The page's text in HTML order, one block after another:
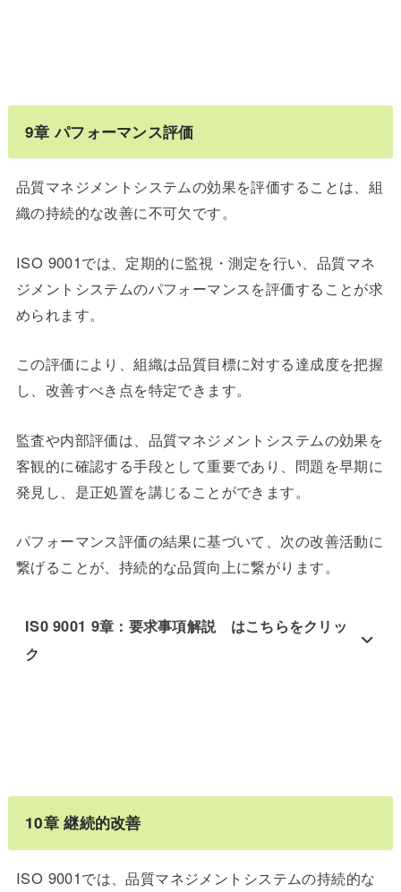
9章 パフォーマンス評価
品質マネジメントシステムの効果を評価することは、組
織の持続的な改善に不可欠です。
ISO 9001では、定期的に監視・測定を行い、品質マネ
ジメントシステムのパフォーマンスを評価することが求
められます。
この評価により、組織は品質目標に対する達成度を把握
し、改善すべき点を特定できます。
監査や内部評価は、品質マネジメントシステムの効果を
客観的に確認する手段として重要であり、問題を早期に
発見し、是正処置を講じることができます。
パフォーマンス評価の結果に基づいて、次の改善活動に
繋げることが、持続的な品質向上に繋がります。
IS0 9001 9章：要求事項解説 はこちらをクリッ
ク
10章継続的改善
ISO 9001では、品質マネジメントシステムの持続的な